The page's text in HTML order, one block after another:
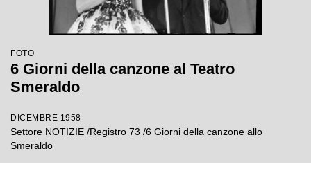
FOTO
6 Giorni della canzone al Teatro
Smeraldo
DICEMBRE 1958
Settore NOTIZIE /Registro 73 /6 Giorni della canzone allo
Smeraldo